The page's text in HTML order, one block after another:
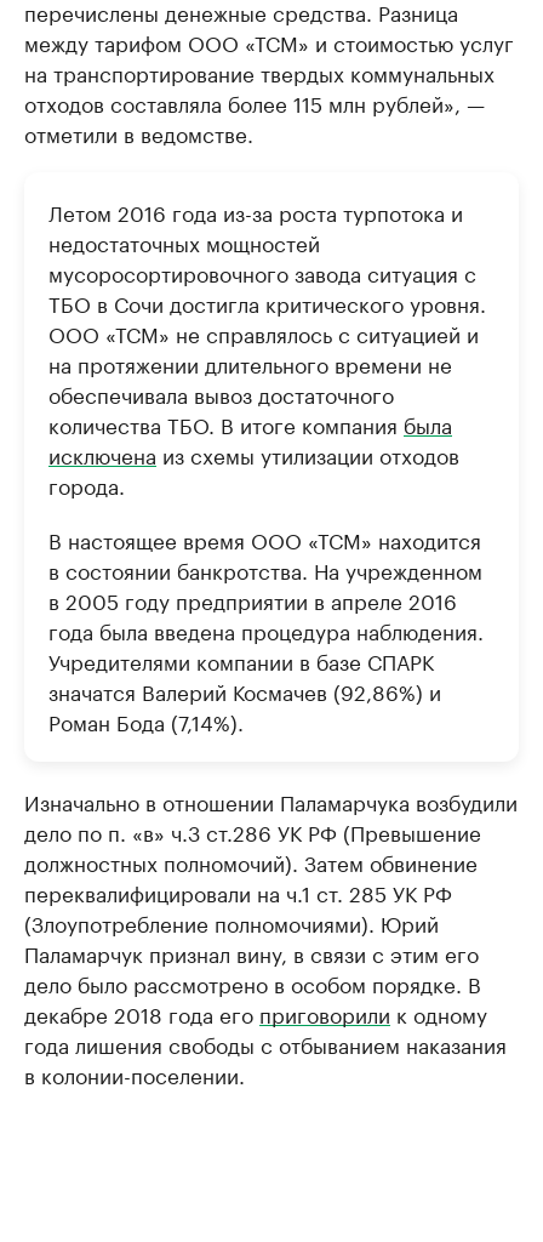
перечислены денежные средства. Разница
между тарифом ООО «ТСМ» и стоимостью услуг
на транспортирование твердых коммунальных
отходов составляла более 115 млн рублей», —
отметили в ведомстве.
Летом 2016 года из-за роста турпотока и
недостаточных мощностей
мусоросортировочного завода ситуация с
ТБО в Сочи достигла критического уровня.
ООО «ТСМ» не справлялось с ситуацией и
на протяжении длительного времени не
обеспечивала вывоз достаточного
количества ТБО. В итоге компания была
исключена из схемы утилизации отходов
города.
В настоящее время ООО «ТСМ» находится
в состоянии банкротства. На учрежденном
в 2005 году предприятии в апреле 2016
года была введена процедура наблюдения.
Учредителями компании в базе СПАРК
значатся Валерий Космачев (92,86%) и
Роман Бода (7,14%).
Изначально в отношении Паламарчука возбудили
дело по п. «в» ч.3 ст.286 УК РФ (Превышение
должностных полномочий). Затем обвинение
переквалифицировали на ч.1 ст. 285 УК РФ
(Злоупотребление полномочиями). Юрий
Паламарчук признал вину, в связи с этим его
дело было рассмотрено в особом порядке. В
декабре 2018 года его приговорили к одному
года лишения свободы с отбыванием наказания
в колонии-поселении.